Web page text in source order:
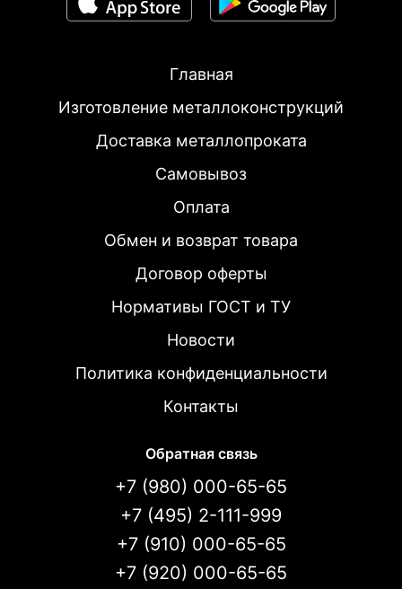
Главная
Изготовление металлоконструкций
Доставка металлопроката
Самовывоз
Оплата
Обмен и возврат товара
Договор оферты
Нормативы ГОСТ и ТУ
Новости
Политика конфиденциальности
Контакты
Обратная связь
+7 (980) 000-65-65
+7 (495) 2-111-999
+7 (910) 000-65-65
+7 (920) 000-65-65